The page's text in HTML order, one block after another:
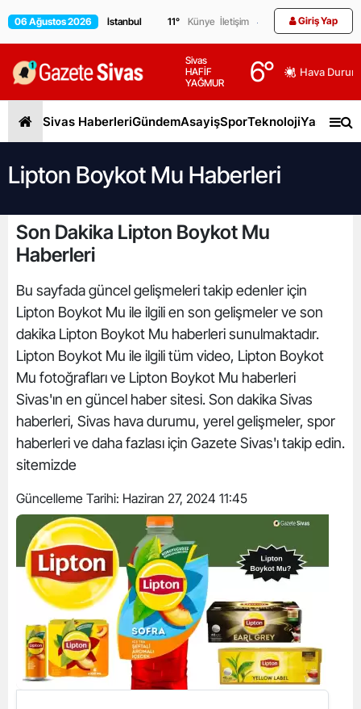
06 Ağustos 2026 11° Künye İletişim Giriş Yap
Sivas
HAFİF
YAĞMUR
6° Hava
Sivas HaberleriGündemAsayişSporTeknolojiYaşam
Lipton Boykot Mu Haberleri
Son Dakika Lipton Boykot Mu
Haberleri
Bu sayfada güncel gelişmeleri takip edenler için
Lipton Boykot Mu ile ilgili en son gelişmeler ve son
dakika Lipton Boykot Mu haberleri sunulmaktadır.
Lipton Boykot Mu ile ilgili tüm video, Lipton Boykot
Mu fotoğrafları ve Lipton Boykot Mu haberleri
Sivas'ın en güncel haber sitesi. Son dakika Sivas
haberleri, Sivas hava durumu, yerel gelişmeler, spor
haberleri ve daha fazlası için Gazete Sivas'ı takip edin.
sitemizde
Güncelleme Tarihi: Haziran 27, 2024 11:45